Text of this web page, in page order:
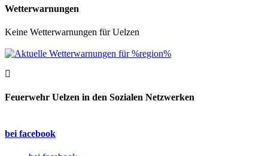
Wetterwarnungen
Keine Wetterwarnungen für Uelzen
Feuerwehr Uelzen in den Sozialen Netzwerken
bei facebook